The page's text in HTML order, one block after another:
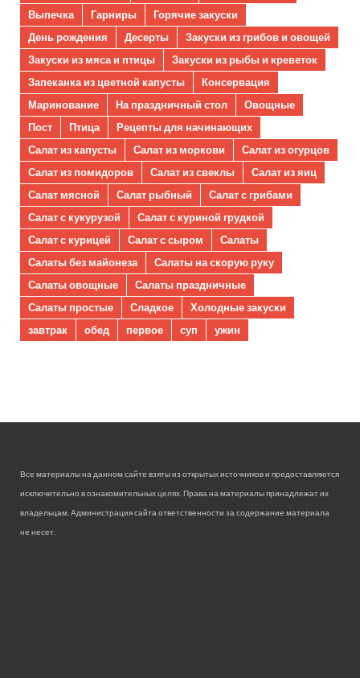
Выпечка
Гарниры
Горячие закуски
День рождения
Десерты
Закуски из грибов и овощей
Закуски из мяса и птицы
Закуски из рыбы и креветок
Запеканка из цветной капусты
Консервация
Маринование
На праздничный стол
Овощные
Пост
Птица
Рецепты для начинающих
Салат из капусты
Салат из моркови
Салат из огурцов
Салат из помидоров
Салат из свеклы
Салат из яиц
Салат мясной
Салат рыбный
Салат с грибами
Салат с кукурузой
Салат с куриной грудкой
Салат с курицей
Салат с сыром
Салаты
Салаты без майонеза
Салаты на скорую руку
Салаты овощные
Салаты праздничные
Салаты простые
Сладкое
Холодные закуски
завтрак
обед первое суп ужин
Все материалы на данном сайте взяты из открытых источников и предоставляются
исключительно в ознакомительных целях. Права на материалы принадлежат их
владельцам. Администрация сайта ответственности за содержание материала
не несет.